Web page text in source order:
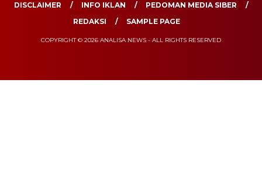
DISCLAIMER INFO IKLAN
PEDOMAN MEDIA SIBER
REDAKSI
SAMPLE PAGE
COPYRIGHT © 2026 ANALISA NEWS - ALL RIGHTS RESERVED